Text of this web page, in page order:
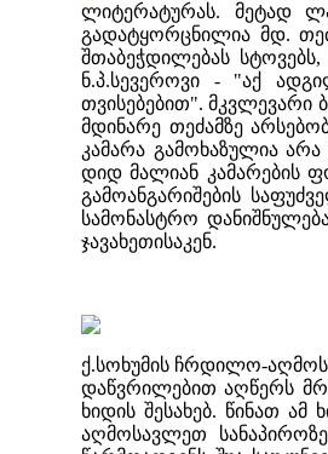
ლიტერატურას. მეტად
გადატყორცნილია მდ.
შთაბეჭდილებას
ნ.პ.სევეროვი - "აქ
თვისებებით". მკვლევარი
მდინარე თეძამზე
კამარა გამოხაზულია
დიდ მალიან კამარების
გამოანგარიშების
სამონასტრო
ჯავახეთისაკენ.
ქ.სოხუმის ჩრდილო-
დაწვრილებით აღწერს
ხიდის შესახებ. წინათ
აღმოსავლეთ